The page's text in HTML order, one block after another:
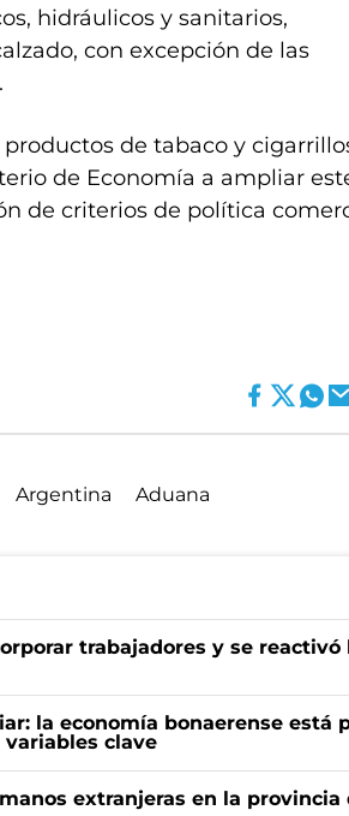
hidráulicos y sanitarios,
con excepción de las
de tabaco y
de Economía a ampliar
de criterios de política
Argentina Aduana
trabajadores y se reactivó
la economía bonaerense está
clave
extranjeras en la provincia